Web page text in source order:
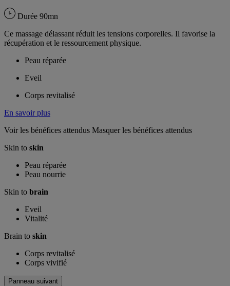
Durée 90mn
Ce massage délassant réduit les tensions corporelles. Il favorise la
récupération et le ressourcement physique.
Peau réparée
Eveil
Corps revitalisé
En savoir plus
Voir les bénéfices attendus Masquer les bénéfices attendus
Skin to skin
Peau réparée
Peau nourrie
Skin to brain
Eveil
Vitalité
Brain to skin
Corps revitalisé
Corps vivifié
Panneau suivant